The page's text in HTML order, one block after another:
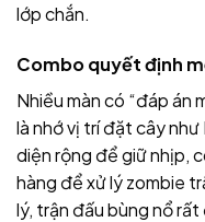
lớp chắn.
Combo quyết định
Nhiều màn có “đáp án
là nhớ vị trí đặt cây
diện rộng để giữ nhịp,
hàng để xử lý zombie
lý, trận đấu bùng nổ